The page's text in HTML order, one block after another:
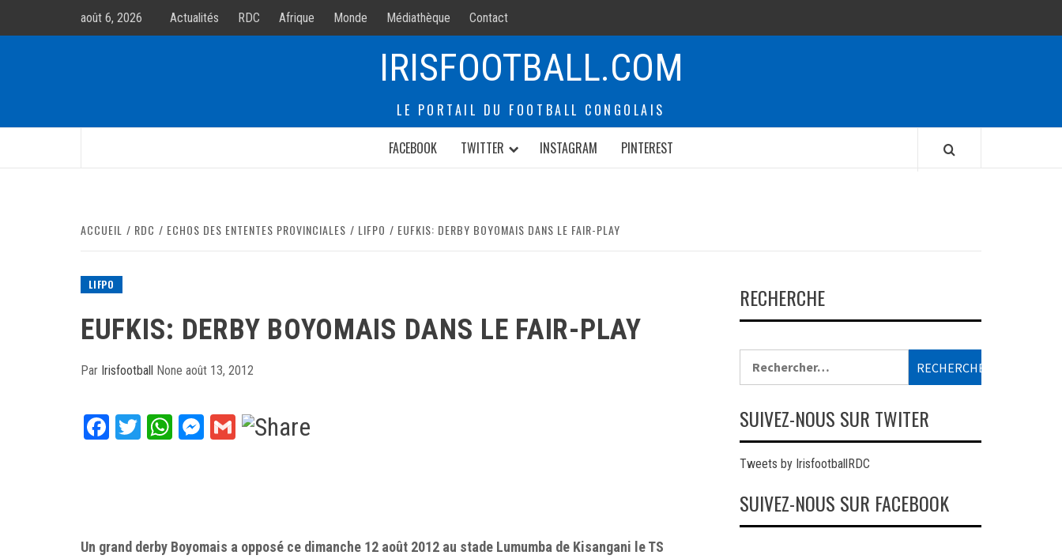
août 6, 2026 Actualités RDC Afrique Monde Médiathèque Contact
IRISFOOTBALL.COM
LE PORTAIL DU FOOTBALL CONGOLAIS
FACEBOOK
TWITTER INSTAGRAM PINTEREST
ACCUEIL RDC ECHOS DES ENTENTES PROVINCIALES LIFPO EUFKIS: DERBY BOYOMAIS DANS LE FAIR-PLAY
LIFPO
EUFKIS: DERBY BOYOMAIS DANS LE FAIR-PLAY
Par Irisfootball None août 13, 2012
Facebook
TwitterWhatsApp
Messenger
Gmail
Un grand derby Boyomais a opposé ce dimanche 12 août 2012 au stade Lumumba de Kisangani le TS
RECHERCHE
SUIVEZ-NOUS SUR TWITER
Tweets by IrisfootballRDC
SUIVEZ-NOUS SUR FACEBOOK